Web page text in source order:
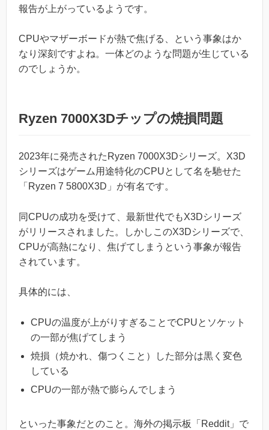
報告が上がっているようです。
CPUやマザーボードが熱で焦げる、という事象はか
なり深刻ですよね。一体どのような問題が生じている
のでしょうか。
Ryzen 7000X3Dチップの焼損問題
2023年に発売されたRyzen 7000X3Dシリーズ。X3D
シリーズはゲーム用途特化のCPUとして名を馳せた
「Ryzen 7 5800X3D」が有名です。
同CPUの成功を受けて、最新世代でもX3Dシリーズ
がリリースされました。しかしこのX3Dシリーズで、
CPUが高熱になり、焦げてしまうという事象が報告
されています。
具体的には、
CPUの温度が上がりすぎることでCPUとソケット
の一部が焦げてしまう
焼損（焼かれ、傷つくこと）した部分は黒く変色
している
CPUの一部が熱で膨らんでしまう
といった事象だとのこと。海外の掲示板「Reddit」で